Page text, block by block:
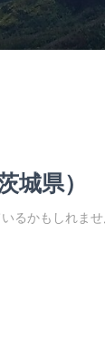
城県）
るかもしれませ